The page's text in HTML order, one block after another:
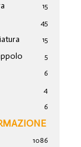
15
45
15
5
6
4
6
1086